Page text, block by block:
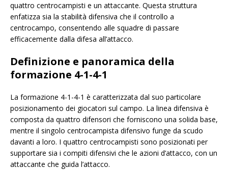
quattro centrocampisti e un attaccante. Questa struttura
enfatizza sia la stabilità difensiva che il controllo a
centrocampo, consentendo alle squadre di passare
efficacemente dalla difesa all’attacco.
Definizione e panoramica della
formazione 4-1-4-1
La formazione 4-1-4-1 è caratterizzata dal suo particolare
posizionamento dei giocatori sul campo. La linea difensiva è
composta da quattro difensori che forniscono una solida base,
mentre il singolo centrocampista difensivo funge da scudo
davanti a loro. I quattro centrocampisti sono posizionati per
supportare sia i compiti difensivi che le azioni d’attacco, con un
attaccante che guida l’attacco.